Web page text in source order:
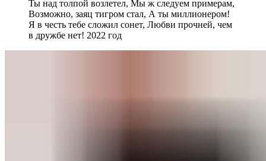
Ты над толпой возлетел, Мы ж следуем примерам,
Возможно, заяц тигром стал, А ты миллионером!
Я в честь тебе сложил сонет, Любви прочней, чем
в дружбе нет! 2022 год